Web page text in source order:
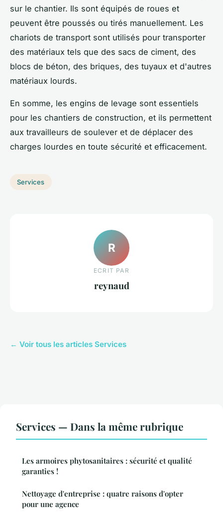
sur le chantier. Ils sont équipés de roues et
peuvent être poussés ou tirés manuellement. Les
chariots de transport sont utilisés pour transporter
des matériaux tels que des sacs de ciment, des
blocs de béton, des briques, des tuyaux et d'autres
matériaux lourds.
En somme, les engins de levage sont essentiels
pour les chantiers de construction, et ils permettent
aux travailleurs de soulever et de déplacer des
charges lourdes en toute sécurité et efficacement.
Services
R
ECRIT PAR
reynaud
← Voir tous les articles Services
Services — Dans la même rubrique
Les armoires phytosanitaires : sécurité et qualité
garanties !
Nettoyage d'entreprise : quatre raisons d'opter
pour une agence